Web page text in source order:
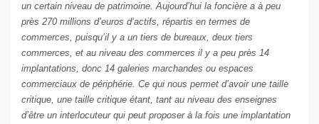
un certain niveau de patrimoine. Aujourd’hui la foncière a à peu
près 270 millions d’euros d’actifs, répartis en termes de
commerces, puisqu’il y a un tiers de bureaux, deux tiers
commerces, et au niveau des commerces il y a peu près 14
implantations, donc 14 galeries marchandes ou espaces
commerciaux de périphérie. Ce qui nous permet d’avoir une taille
critique, une taille critique étant, tant au niveau des enseignes
d’être un interlocuteur qui peut proposer à la fois une implantation